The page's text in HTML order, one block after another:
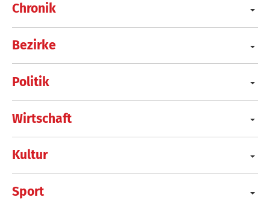
Chronik
Bezirke
Politik
Wirtschaft
Kultur
Sport